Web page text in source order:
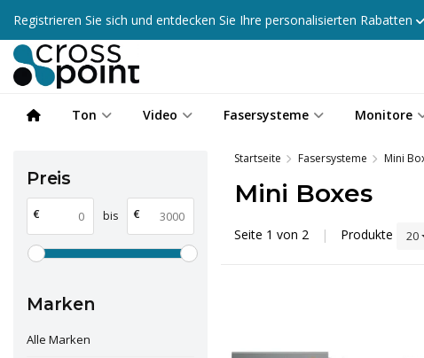
Registrieren Sie sich und entdecken Sie Ihre personalisierten Rabatten
Ton Video Fasersysteme Monitore
Preis
€ bis €
Marken
Alle Marken
Startseite Fasersysteme Mini
Mini Boxes
Seite 1 von 2 | Produkte 20